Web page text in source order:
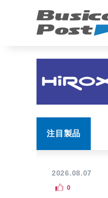
注目製品
2026.08.07
0